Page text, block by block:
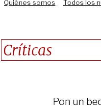
Quiénes somos
Todos los
Críticas
Pon un